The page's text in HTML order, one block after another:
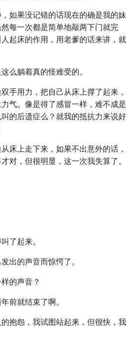
如果没记错的话现在的确是我的妹
每一次都是简单地敲两下门就完
起床的作用，用老爹的话来讲，就
么躺着真的怪难受的。
手用力，把自己从床上撑了起来，
气。像是得了感冒一样，难不成是
的后遗症么？就我的抵抗力来说好
床上走下来，如果不出意外的话，
对，但很明显，这一次我失算了。
了起来。
出的声音而惊愕了。
的声音？
前就结束了啊。
抱怨，我试图站起来，但很快，我